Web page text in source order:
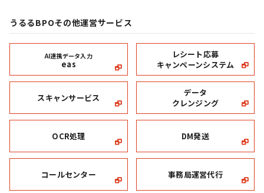
うるるBPOその他運営サービス
AI連携データ入力
eas
レシート応募
キャンペーンシステム
スキャンサービス
データ
クレンジング
OCR処理 DM発送
コールセンター 事務局運営代行